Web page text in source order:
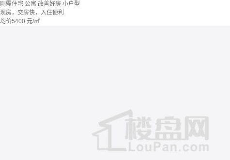
刚需住宅 公寓 改善好房 小户型
现房，交房快，入住便利
均价5400 元/㎡